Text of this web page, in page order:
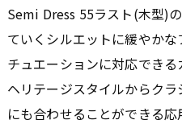
Semi Dress 55ラスト(木型)
ていくシルエットに緩やか
チュエーションに対応でき
ヘリテージスタイルからク
にも合わせることができる応